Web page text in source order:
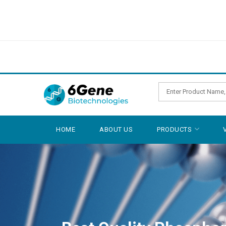
HOME ABOUT US PRODUCTS